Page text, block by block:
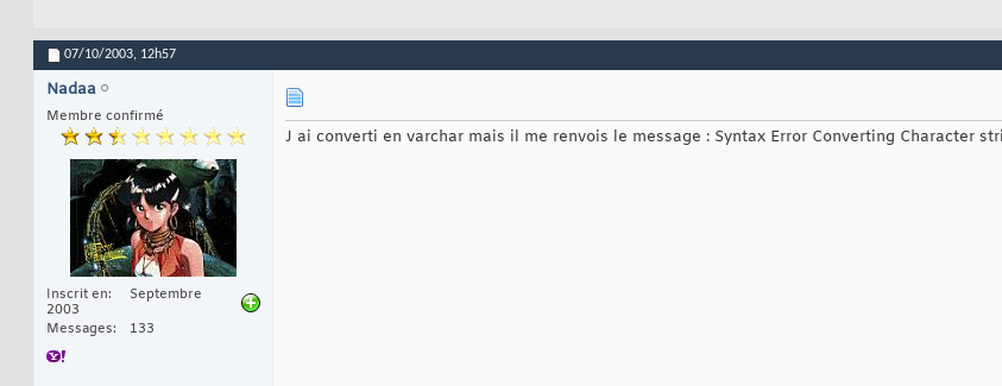
07/10/2003, 12h57
Nadaa
Membre confirmé
Inscrit en
Septembre
2003
Messages
133
J ai converti en varchar mais il me renvois le message : Syntax Error Converting Character